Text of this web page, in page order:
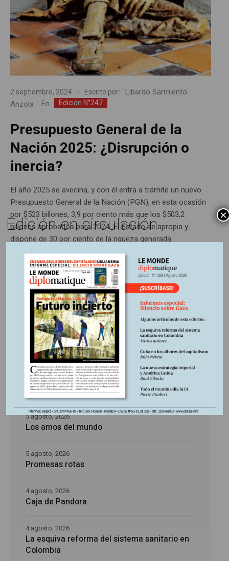
2 septiembre, 2024 Escrito por: Libardo Sarmiento
Anzola
En Edición N°247
Presupuesto General de la
Nación 2025: ¿Disrupción o
inercia?
El año 2025 se avecina, y con él entra a trámite un nuevo
Presupuesto General de la Nación (PGN), en esta ocasión
por $523 billones, 3,9 por ciento más que los $503,2
billones aprobados para 2024. El Estado se apropia y
dispone de 30 por ciento de la riqueza generada
anualmente por la sociedad. Consecuente...
Últimas publicaciones
La época de la intranquilidad
5 agosto, 2026
Los amos del mundo
5 agosto, 2026
Promesas rotas
5 agosto, 2026
Caja de Pandora
4 agosto, 2026
La esquiva reforma del sistema sanitario en
Colombia
4 agosto, 2026
Edición en circulación ×